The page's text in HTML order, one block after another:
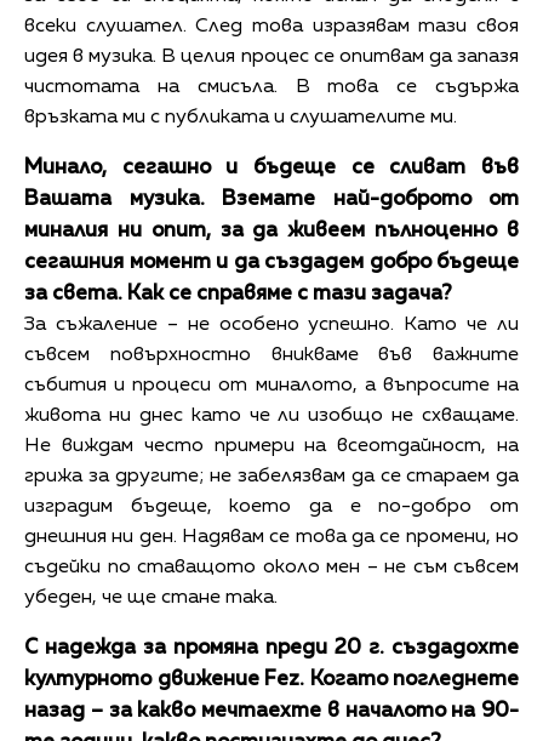
всеки слушател. След това изразявам тази своя
идея в музика. В целия процес се опитвам да запазя
чистотата на смисъла. В това се съдържа
връзката ми с публиката и слушателите ми.
Минало, сегашно и бъдеще се сливат във
Вашата музика. Вземате най-доброто от
миналия ни опит, за да живеем пълноценно в
сегашния момент и да създадем добро бъдеще
за света. Как се справяме с тази задача?
За съжаление – не особено успешно. Като че ли
съвсем повърхностно вникваме във важните
събития и процеси от миналото, а въпросите на
живота ни днес като че ли изобщо не схващаме.
Не виждам често примери на всеотдайност, на
грижа за другите; не забелязвам да се стараем да
изградим бъдеще, което да е по-добро от
днешния ни ден. Надявам се това да се промени, но
съдейки по ставащото около мен – не съм съвсем
убеден, че ще стане така.
С надежда за промяна преди 20 г. създадохте
културното движение Fez. Когато погледнете
назад – за какво мечтаехте в началото на 90-